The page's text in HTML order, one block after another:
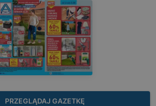
PRZEGLĄDAJ GAZETKĘ